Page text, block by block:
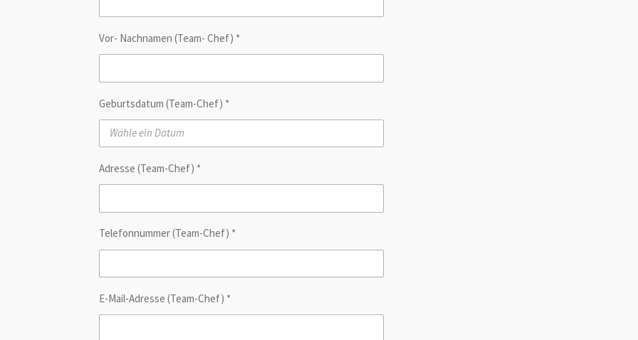
Vor- Nachnamen (Team- Chef) *
Geburtsdatum (Team-Chef) *
Adresse (Team-Chef) *
Telefonnummer (Team-Chef) *
E-Mail-Adresse (Team-Chef) *